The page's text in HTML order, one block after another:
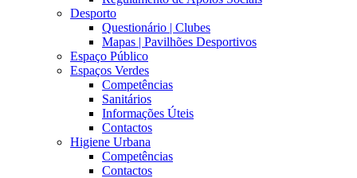
Desporto
Questionário | Clubes
Mapas | Pavilhões Desportivos
Espaço Público
Espaços Verdes
Competências
Sanitários
Informações Úteis
Contactos
Higiene Urbana
Competências
Contactos